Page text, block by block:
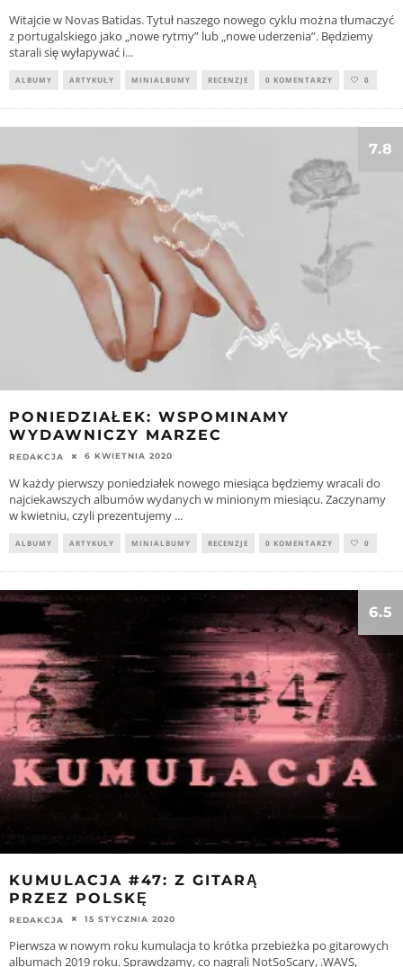
Witajcie w Novas Batidas. Tytuł naszego nowego cyklu można tłumaczyć
z portugalskiego jako „nowe rytmy” lub „nowe uderzenia”. Będziemy
starali się wyłapywać i...
ALBUMY ARTYKUŁY MINIALBUMY RECENZJE 0 KOMENTARZY 0
7.8
PONIEDZIAŁEK: WSPOMINAMY
WYDAWNICZY MARZEC
REDAKCJA 6 KWIETNIA 2020
W każdy pierwszy poniedziałek nowego miesiąca będziemy wracali do
najciekawszych albumów wydanych w minionym miesiącu. Zaczynamy
w kwietniu, czyli prezentujemy ...
ALBUMY ARTYKUŁY MINIALBUMY RECENZJE 0 KOMENTARZY 0
6.5
KUMULACJA #47: Z GITARĄ
PRZEZ POLSKĘ
REDAKCJA 15 STYCZNIA 2020
Pierwsza w nowym roku kumulacja to krótka przebieżka po gitarowych
albumach 2019 roku. Sprawdzamy, co nagrali NotSoScary, .WAVS,